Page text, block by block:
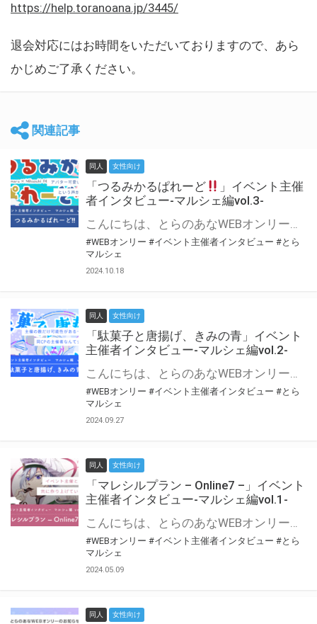
https://help.toranoana.jp/3445/
退会対応にはお時間をいただいておりますので、あら
かじめご了承ください。
関連記事
同人 女性向け
「つるみかるぱれーど
」イベント主催
者インタビュー-マルシェ編vol.3-
こんにちは、とらのあなWEBオンリー運営スタッフです。 新たにお届けする、イベント主催者インタビュー-マルシェ編-は、 とらのあなWEBオンリー「マルシェ」をご利用した主催様に 「マルシェ」を使って開催した感想や心がけをお聞きする企画です。 今回は、WEBオンリー初開催「つるみかるぱれーど
#WEBオンリー #イベント主催者インタビュー #とら
マルシェ
2024.10.18
同人 女性向け
「駄菓子と唐揚げ、きみの青」イベント
主催者インタビュー-マルシェ編vol.2-
こんにちは、とらのあなWEBオンリー運営スタッフです。 新たにお届けする、イベント主催者インタビュー-マルシェ編-は、 とらのあなWEBオンリー「マルシェ」をご利用の主催様に 「マルシェ」を使ってイベントを開催した感想や心がけをお聞きする企画です。 今回は、WEBオンリー初開催「駄菓子と唐揚げ、きみの青」より、 主催のぎこ六屋様にお話を伺いました。 協力：ぎこ六屋様／イベント公式Twitter（@krkgwks） とらのあなWEBオンリー「マルシェ」とは？ WEBオンリーでリアルタイムでコミュニケーションがとれるオンライン会場です。
#WEBオンリー #イベント主催者インタビュー #とら
マルシェ
2024.09.27
同人 女性向け
「マレシルプラン – Online7 –」イベント
主催者インタビュー-マルシェ編vol.1-
こんにちは、とらのあなWEBオンリー運営スタッフです。 新たにお届けする、イベント主催者インタビュー-マルシェ編-は、 とらのあなWEBオンリー「マルシェ」をご利用した主催様に 「マルシェ」を使って開催した感想や心がけをお聞きする企画です。 今回は、WEBオンリー開催7回目迎えた「マレシルプラン – Online7 –」より、 主催の玉川うた様にお話を伺いました。 ▼マレシルプランのインタビュー前回記事 「イベント主催者インタビュー vol.6」はこちら 協力：玉川うた様（マレシルプラン実行委員会 代表）／イベント公式Twitter（@mallesil_plan） とらのあなWEBオンリー「マルシェ」とは？ WEBオンリーでリアルタイムでコミュニケーションがとれるオンライン会場です。
#WEBオンリー #イベント主催者インタビュー #とら
マルシェ
2024.05.09
同人 女性向け